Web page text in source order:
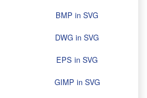
BMP in SVG
DWG in SVG
EPS in SVG
GIMP in SVG